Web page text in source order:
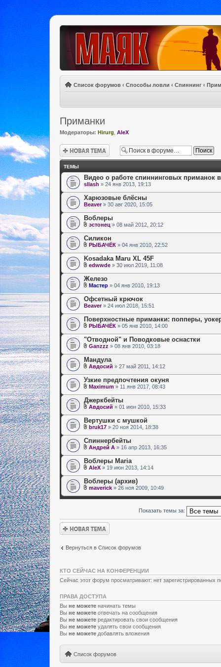
Список форумов ‹ Способы ловли ‹ Спиннинг ‹
Приманки
Модераторы: Hirurg AleX
Новая тема
ТЕМЫ
Видео о работе спиннинговых приманок
sllash » 24 янв 2013, 19:13
Харюзовые блёсны
Beaver» 30 авг 2020, 15:05
Воблеры
эстонец » 08 май 2012, 20:12
Силикон
РЫБАЧЁК » 04 янв 2010, 22:52
Kosadaka Maru XL 45F
edwwde » 30 июл 2019, 11:08
Железо
Мастер » 04 янв 2010, 19:13
Офсетный крючок
Beaver» 24 июл 2018, 15:51
Поверхностные приманки: попперы,
РЫБАЧЁК » 05 янв 2010, 14:00
"Отводной" и Поводковые оснастки
Ganzzz » 08 янв 2010, 03:18
Мандула
Авдосий » 27 май 2011, 14:12
Узкие предпочтения окуня
Maximum » 11 янв 2017, 08:43
Джеркбейты
Авдосий » 01 июн 2010, 15:33
Вертушки с мушкой
bruk17 » 20 ноя 2014, 18:38
Спиннербейты
Андрей А » 16 апр 2013, 16:35
Воблеры Maria
AleX » 19 июн 2013, 14:14
Воблеры (архив)
maverick » 26 ноя 2009, 10:49
Показать темы за:
Новая тема
Вернуться в Список форумов
КТО СЕЙЧАС НА КОНФЕРЕНЦИИ
Сейчас этот форум просматривают: нет зарегистрированных
ПРАВА ДОСТУПА
Вы не можете начинать темы
Вы не можете отвечать на сообщения
Вы не можете редактировать свои сообщения
Вы не можете удалять свои сообщения
Вы не можете добавлять вложения
Список форумов